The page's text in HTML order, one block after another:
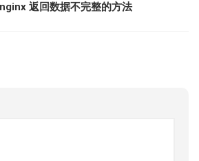
返回数据不完整的方法